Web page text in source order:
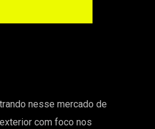
nesse mercado de
com foco nos